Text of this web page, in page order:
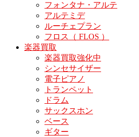
フォンタナ・アルテ
アルテミデ
ルーチェプラン
フロス（ FLOS ）
楽器買取
楽器買取強化中
シンセサイザー
電子ピアノ
トランペット
ドラム
サックスホン
ベース
ギター